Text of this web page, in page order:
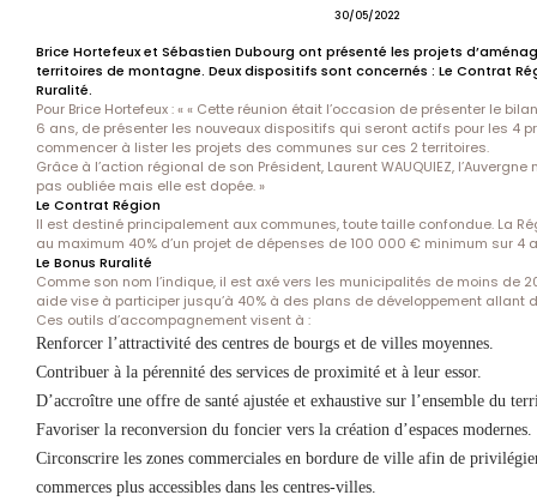
30/05/2022
Brice Hortefeux et Sébastien Dubourg ont présenté les projets
territoires de montagne. Deux dispositifs sont concernés : Le Contrat
Ruralité.
Pour Brice Hortefeux : « « Cette réunion était l’occasion de présenter le
6 ans, de présenter les nouveaux dispositifs qui seront actifs pour les 4
commencer à lister les projets des communes sur ces 2 territoires.
Grâce à l’action régional de son Président, Laurent WAUQUIEZ, l’Auvergne
pas oubliée mais elle est dopée. »
Le Contrat Région
Il est destiné principalement aux communes, toute taille confondue. La
au maximum 40% d’un projet de dépenses de 100 000 € minimum sur 4
Le Bonus Ruralité
Comme son nom l’indique, il est axé vers les municipalités de moins de
aide vise à participer jusqu’à 40% à des plans de développement allant
Ces outils d’accompagnement visent à :
Renforcer l’attractivité des centres de bourgs et de villes moyennes.
Contribuer à la pérennité des services de proximité et à leur essor.
D’accroître une offre de santé ajustée et exhaustive sur l’ensemble du
Favoriser la reconversion du foncier vers la création d’espaces modernes.
Circonscrire les zones commerciales en bordure de ville afin de
commerces plus accessibles dans les centres-villes.